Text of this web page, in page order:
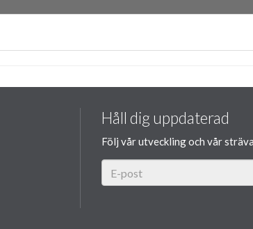
Håll dig uppdaterad
Följ vår utveckling och vår